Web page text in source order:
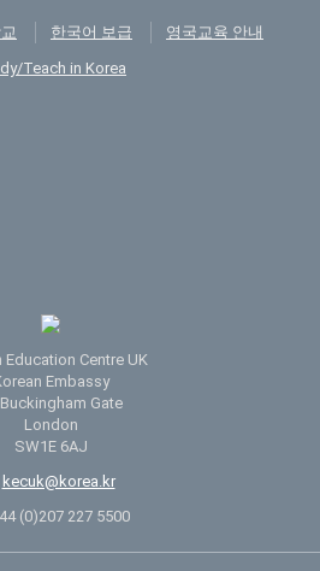
한국어 보급
영국교육 안내
Teach in Korea
Education Centre UK
Embassy
Gate
London
SW1E 6AJ
kecuk@korea.kr
(0)207 227 5500